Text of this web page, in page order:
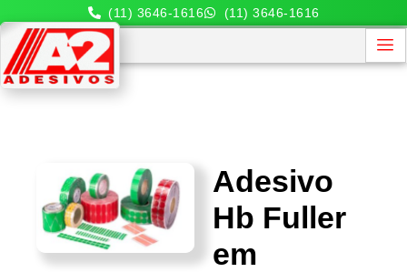
(11) 3646-1616 (11) 3646-1616
Adesivo
Hb Fuller
em